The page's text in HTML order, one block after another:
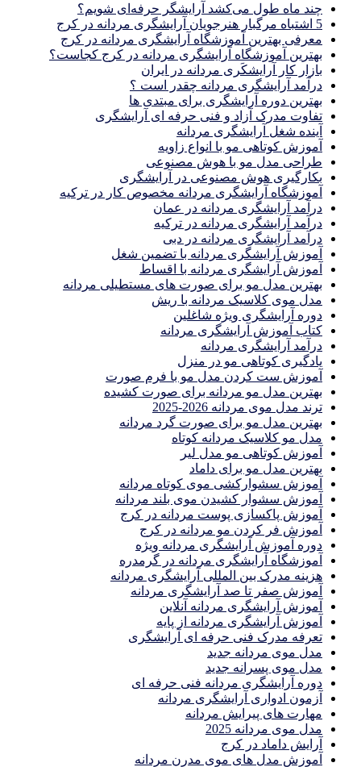
چند ماه طول می‌کشد آرایشگر حرفه‌ای شویم؟
5 اشتباه مرگبار هنرجویان آرایشگری مردانه در کرج
معرفی بهترین آموزشگاه آرایشگری مردانه در کرج
بهترین آموزشگاه آرایشگری مردانه در کرج کجاست؟
بازار كار آرايشكَرى مردانه در ايران
درآمد آرایشگری مردانه چقدر است ؟
بهترین دوره آرایشگری برای مبتدی ها
تفاوت مدرک آزاد و فنی حرفه ای آرایشگری
آینده شغل آرایشگری مردانه
آموزش کوتاهی مو با انواع زاویه
طراحی مدل مو با هوش مصنوعی
بکارگیری هوش مصنوعی در آرایشگری
آموزشگاه آرایشگری مردانه مخصوص کار در ترکیه
درآمد آرایشگری مردانه در عمان
درآمد آرایشگری مردانه در ترکیه
درآمد آرایشگری مردانه در دبی
آموزش آرایشگری مردانه با تضمین شغل
آموزش آرایشگری مردانه با اقساط
بهترین مدل مو برای صورت های مستطیلی مردانه
مدل موی کلاسیک مردانه با ریش
دوره آرایشگری ویژه شاغلین
کتاب آموزش آرایشگری مردانه
درآمد آرایشگری مردانه
یادگیری كوتاهى مو در منزل
آموزش ست كردن مدل مو با فرم صورت
بهترین مدل مو مردانه برای صورت کشیده
ترند مدل موی مردانه 2026-2025
بهترين مدل مو براى صورت گرد مردانه
مدل مو کلاسیک مردانه کوتاه
آموزش کوتاهی مو مدل لیر
بهترین مدل مو برای داماد
آموزش سشوارکشی موی کوتاه مردانه
آموزش سشوار کشیدن موی بلند مردانه
آموزش پاکسازی پوست مردانه در کرج
آموزش فر کردن مو مردانه در کرج
دوره آموزش آرایشگری مردانه ویژه
آموزشگاه آرایشگری مردانه در گرمدره
هزینه مدرک بین المللی آرایشگری مردانه
آموزش صفر تا صد آرایشگری مردانه
آموزش آرایشگری مردانه آنلاین
آموزش آرایشگری مردانه از پایه
تعرفه مدرک فنی حرفه ای آرایشگری
مدل موی مردانه جدید
مدل موی پسرانه جدید
دوره آرایشگری مردانه فنی حرفه ای
آزمون ادواری آرایشگری مردانه
مهارت های پیرایش مردانه
مدل موی مردانه 2025
آرایش داماد در کرج
آموزش مدل های موی مدرن مردانه